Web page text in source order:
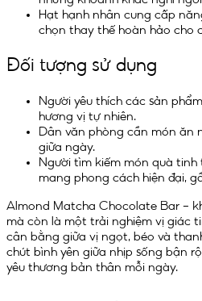
Hạt hạnh nhân cung cấp
chọn thay thế hoàn hảo cho
Đối tượng sử dụng
Người yêu thích các sản
hương vị tự nhiên.
Dân văn phòng cần món ăn
giữa ngày.
Người tìm kiếm món quà
mang phong cách hiện đại,
Almond Matcha Chocolate Bar –
mà còn là một trải nghiệm vị giác
cân bằng giữa vị ngọt, béo và
chút bình yên giữa nhịp sống bận
yêu thương bản thân mỗi ngày.